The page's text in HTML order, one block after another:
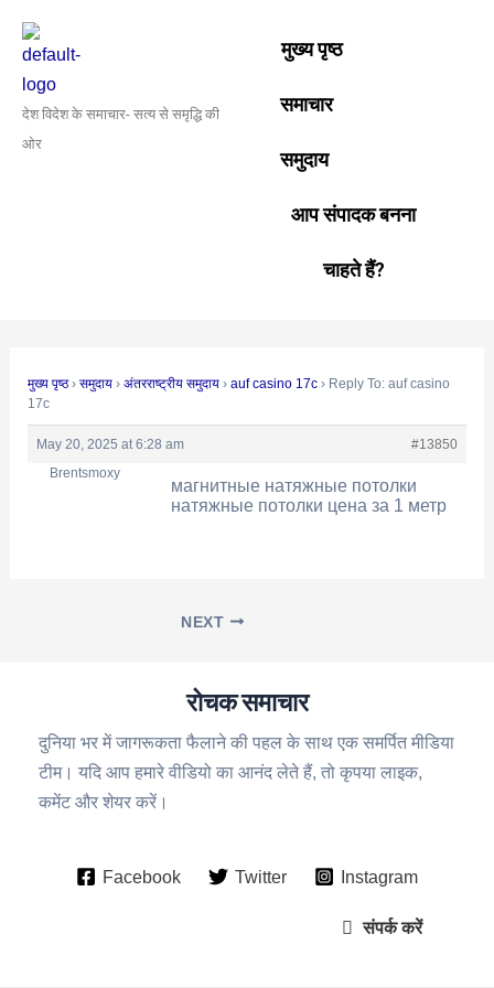
content
देश विदेश के समाचार- सत्य से समृद्धि की
ओर
मुख्य पृष्ठ
समाचार
समुदाय
आप संपादक बनना
चाहते हैं?
मुख्य पृष्ठ › समुदाय › अंतरराष्ट्रीय समुदाय › auf casino 17c › Reply To: auf casino
17c
May 20, 2025 at 6:28 am
#13850
Brentsmoxy
магнитные натяжные потолки
натяжные потолки цена за 1 метр
navigation
NEXT
रोचक समाचार
दुनिया भर में जागरूकता फैलाने की पहल के साथ एक समर्पित मीडिया
टीम। यदि आप हमारे वीडियो का आनंद लेते हैं, तो कृपया लाइक,
कमेंट और शेयर करें।
Facebook Twitter Instagram
संपर्क करें